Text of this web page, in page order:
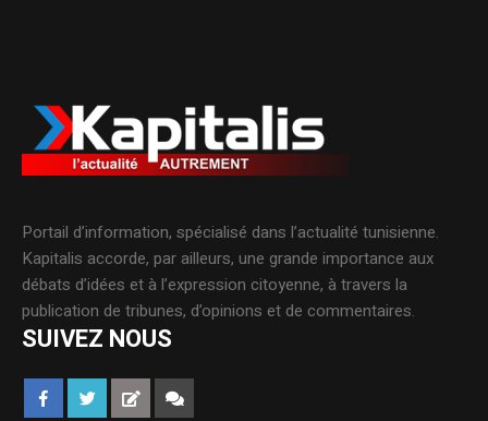
Portail d’information, spécialisé dans l’actualité tunisienne.
Kapitalis accorde, par ailleurs, une grande importance aux
débats d’idées et à l’expression citoyenne, à travers la
publication de tribunes, d’opinions et de commentaires.
SUIVEZ NOUS